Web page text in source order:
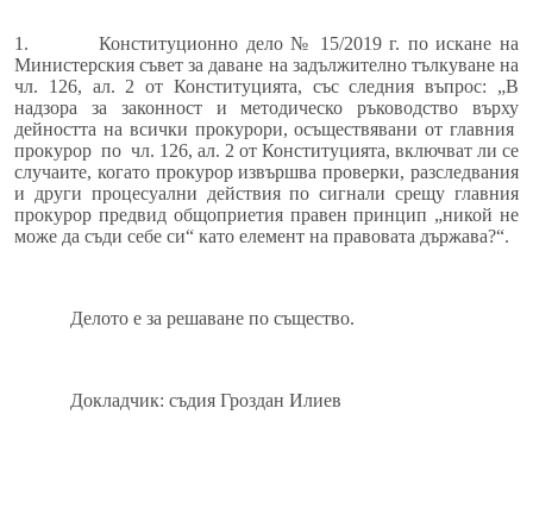
1.
Конституционно дело № 15/2019 г. по искане на
Министерския съвет за даване на задължително тълкуване на
чл. 126, ал. 2 от Конституцията, със следния въпрос: „В
надзора за законност и методическо ръководство върху
дейността на всички прокурори, осъществявани от главния
прокурор по чл. 126, ал. 2 от Конституцията, включват ли се
случаите, когато прокурор извършва проверки, разследвания
и други процесуални действия по сигнали срещу главния
прокурор предвид общоприетия правен принцип „никой не
може да съди себе си“ като елемент на правовата държава?“.
Делото е за решаване по същество.
Докладчик: съдия Гроздан Илиев